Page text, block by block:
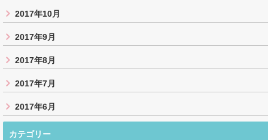
2017年10月
2017年9月
2017年8月
2017年7月
2017年6月
カテゴリー